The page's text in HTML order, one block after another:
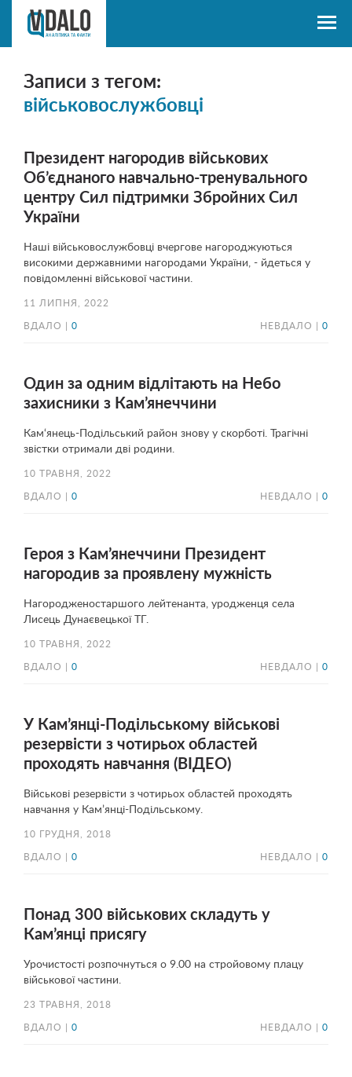
Записи з тегом:
військовослужбовці
Президент нагородив військових
Об’єднаного навчально-тренувального
центру Сил підтримки Збройних Сил
України
Наші військовослужбовці вчергове нагороджуються
високими державними нагородами України, - йдеться у
повідомленні військової частини.
11 ЛИПНЯ, 2022
ВДАЛО | 0 НЕВДАЛО | 0
Один за одним відлітають на Небо
захисники з Кам’янеччини
Кам‘янець-Подільський район знову у скорботі. Трагічні
звістки отримали дві родини.
10 ТРАВНЯ, 2022
ВДАЛО | 0 НЕВДАЛО | 0
Героя з Кам’янеччини Президент
нагородив за проявлену мужність
Нагородженостаршого лейтенанта, уродженця села
Лисець Дунаєвецької ТГ.
10 ТРАВНЯ, 2022
ВДАЛО | 0 НЕВДАЛО | 0
У Кам’янці-Подільському військові
резервісти з чотирьох областей
проходять навчання (ВІДЕО)
Військові резервісти з чотирьох областей проходять
навчання у Кам’янці-Подільському.
10 ГРУДНЯ, 2018
ВДАЛО | 0 НЕВДАЛО | 0
Понад 300 військових складуть у
Кам’янці присягу
Урочистості розпочнуться о 9.00 на стройовому плацу
військової частини.
23 ТРАВНЯ, 2018
ВДАЛО | 0 НЕВДАЛО | 0